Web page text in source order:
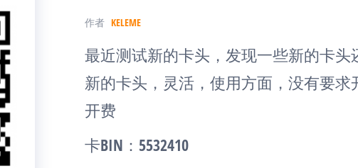
作者 KELEME
最近测试新的卡头，发现一些新的卡头
新的卡头，灵活，使用方面，没有要
开费
卡BIN：5532410